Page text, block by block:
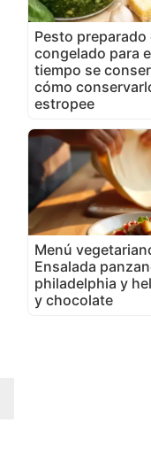
Pesto preparado
congelado para
tiempo se
cómo
estropee
Menú
Ensalada
philadelphia y
y chocolate